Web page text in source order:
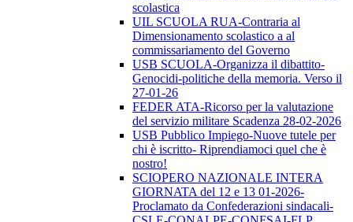
scolastica
UIL SCUOLA RUA-Contraria al
Dimensionamento scolastico a al
commissariamento del Governo
USB SCUOLA-Organizza il dibattito-
Genocidi-politiche della memoria. Verso il
27-01-26
FEDER ATA-Ricorso per la valutazione
del servizio militare Scadenza 28-02-2026
USB Pubblico Impiego-Nuove tutele per
chi è iscritto- Riprendiamoci quel che è
nostro!
SCIOPERO NAZIONALE INTERA
GIORNATA del 12 e 13 01-2026-
Proclamato da Confederazioni sindacali-